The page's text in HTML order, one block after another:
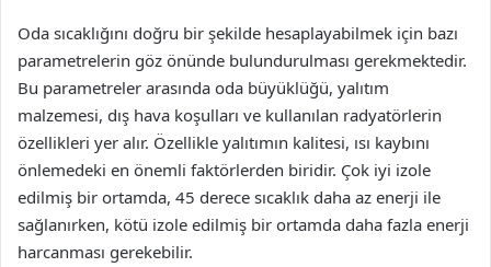
Oda sıcaklığını doğru bir şekilde hesaplayabilmek için bazı
parametrelerin göz önünde bulundurulması gerekmektedir.
Bu parametreler arasında oda büyüklüğü, yalıtım
malzemesi, dış hava koşulları ve kullanılan radyatörlerin
özellikleri yer alır. Özellikle yalıtımın kalitesi, ısı kaybını
önlemedeki en önemli faktörlerden biridir. Çok iyi izole
edilmiş bir ortamda, 45 derece sıcaklık daha az enerji ile
sağlanırken, kötü izole edilmiş bir ortamda daha fazla enerji
harcanması gerekebilir.